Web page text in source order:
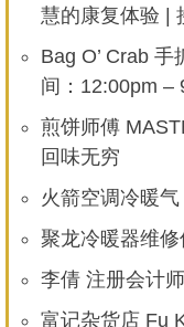
慧的康复体验 |
Bag O’ Crab
间：12:00pm –
煎饼师傅
回味无穷
火箭空调冷暖
聚龙冷暖器维
李倩 注册会计
富记杂货店 Fu